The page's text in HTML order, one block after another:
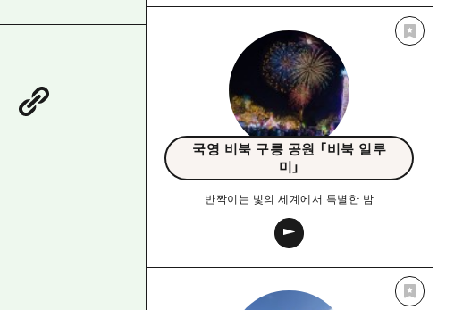
국영 비북 구릉 공원 「비북 일루
미」
반짝이는 빛의 세계에서 특별한 밤